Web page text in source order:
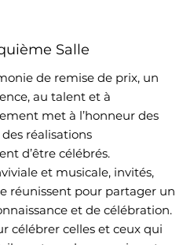
Salle
de remise de prix, un
au talent et à
met à l’honneur des
réalisations
d’être célébrés.
et musicale, invités,
réunissent pour partager un
et de célébration.
célébrer celles et ceux qui